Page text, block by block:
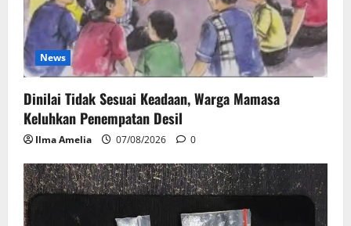
News
Dinilai Tidak Sesuai Keadaan, Warga Mamasa
Keluhkan Penempatan Desil
Ilma Amelia 07/08/2026 0